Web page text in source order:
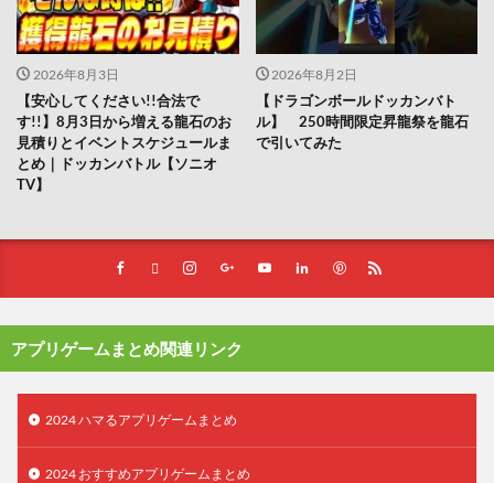
2026年8月3日
【安心してください!!合法で
す!!】8月3日から増える龍石のお
見積りとイベントスケジュールま
とめ｜ドッカンバトル【ソニオ
TV】
2026年8月2日
【ドラゴンボールドッカンバト
ル】 250時間限定昇龍祭を龍石
で引いてみた
アプリゲームまとめ関連リンク
2024 ハマるアプリゲームまとめ
2024 おすすめアプリゲームまとめ